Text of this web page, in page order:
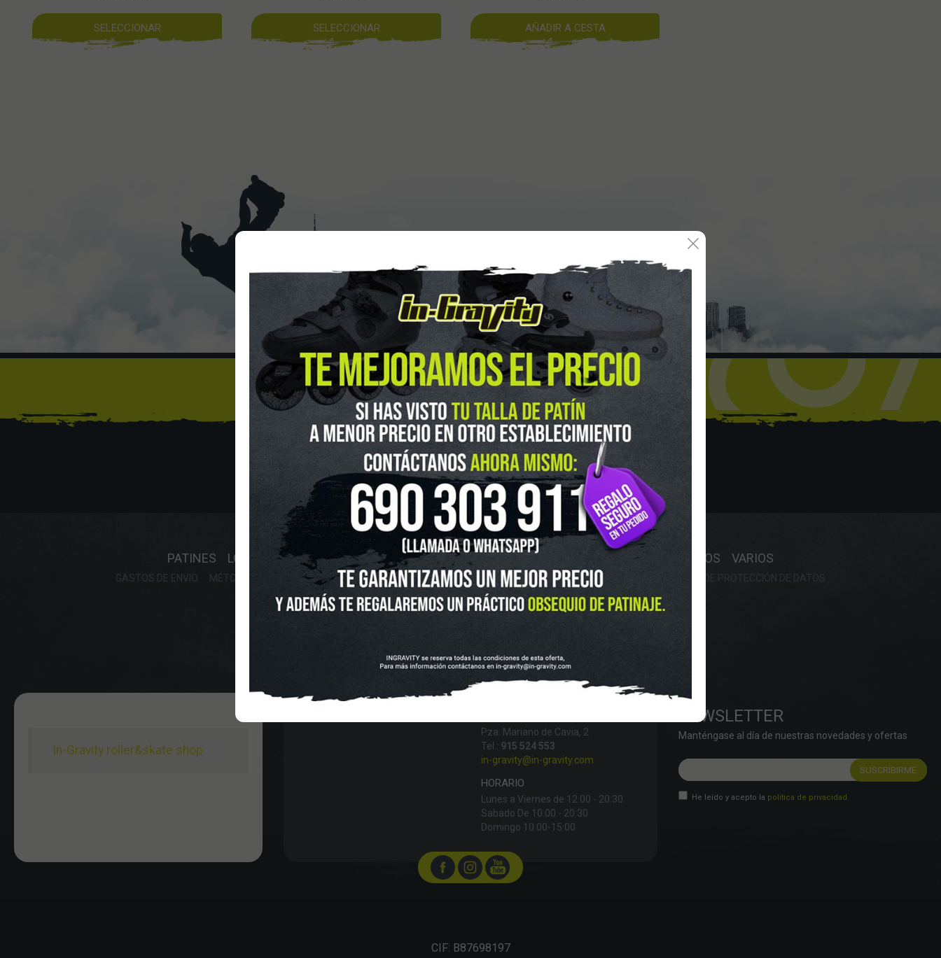
SELECCIONAR SELECCIONAR AÑADIR A CESTA
Síguenos en Instagram@ingravityshop
INICIO NOVEDADES CLUBS Y ASOCIACIONES SITUACIÓN Y HORARIO
PATINES LONGBOARD SKATEBOARD SCOOTER PROTECCIONES ACCESORIOS RECAMBIOS VARIOS
GASTOS DE ENVIO MÉTODOS DE PAGO, DEVOLUCIONES Y DATOS DE INTERÉS AVISO LEGAL POLÍTICA DE COOKIES POLÍTICA DE PROTECCIÓN DE DATOS
In-Gravity roller&skate shop
Pza. Mariano de Cavia, 2
Tel.: 915 524 553
in-gravity@in-gravity.com
HORARIO
Lunes a Viernes de 12:00 - 20:30
Sabado De 10:00 - 20:30
Domingo 10:00-15:00
NEWSLETTER
Manténgase al día de nuestras novedades y ofertas
He leído y acepto la política de privacidad
CIF: B87698197